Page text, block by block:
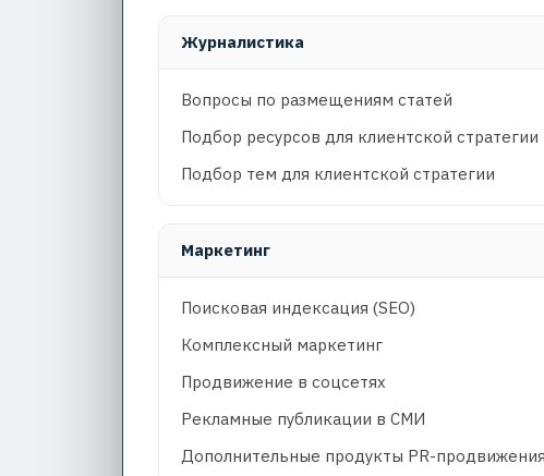
Журналистика
Вопросы по размещениям статей
Подбор ресурсов для клиентской стратегии
Подбор тем для клиентской стратегии
Маркетинг
Поисковая индексация (SEO)
Комплексный маркетинг
Продвижение в соцсетях
Рекламные публикации в СМИ
Дополнительные продукты PR-продвижения